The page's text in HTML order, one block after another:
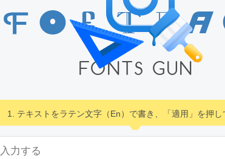
FONTS GUN
1. テキストをラテン文字（En）で書き、「適用」を押し